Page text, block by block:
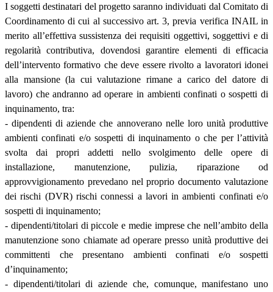
I soggetti destinatari del progetto saranno individuati dal Comitato di
Coordinamento di cui al successivo art. 3, previa verifica INAIL in
merito all’effettiva sussistenza dei requisiti oggettivi, soggettivi e di
regolarità contributiva, dovendosi garantire elementi di efficacia
dell’intervento formativo che deve essere rivolto a lavoratori idonei
alla mansione (la cui valutazione rimane a carico del datore di
lavoro) che andranno ad operare in ambienti confinati o sospetti di
inquinamento, tra:
- dipendenti di aziende che annoverano nelle loro unità produttive
ambienti confinati e/o sospetti di inquinamento o che per l’attività
svolta dai propri addetti nello svolgimento delle opere di
installazione, manutenzione, pulizia, riparazione od
approvvigionamento prevedano nel proprio documento valutazione
dei rischi (DVR) rischi connessi a lavori in ambienti confinati e/o
sospetti di inquinamento;
- dipendenti/titolari di piccole e medie imprese che nell’ambito della
manutenzione sono chiamate ad operare presso unità produttive dei
committenti che presentano ambienti confinati e/o sospetti
d’inquinamento;
- dipendenti/titolari di aziende che, comunque, manifestano uno